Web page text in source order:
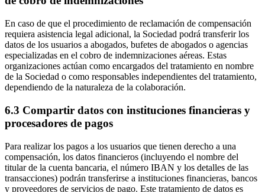
En caso de que el procedimiento de reclamación de compensación
requiera asistencia legal adicional, la Sociedad podrá transferir los
datos de los usuarios a abogados, bufetes de abogados o agencias
especializadas en el cobro de indemnizaciones aéreas. Estas
organizaciones actúan como encargados del tratamiento en nombre
de la Sociedad o como responsables independientes del tratamiento,
dependiendo de la naturaleza de la colaboración.
6.3 Compartir datos con instituciones financieras y
procesadores de pagos
Para realizar los pagos a los usuarios que tienen derecho a una
compensación, los datos financieros (incluyendo el nombre del
titular de la cuenta bancaria, el número IBAN y los detalles de las
transacciones) podrán transferirse a instituciones financieras, bancos
y proveedores de servicios de pago. Este tratamiento de datos es